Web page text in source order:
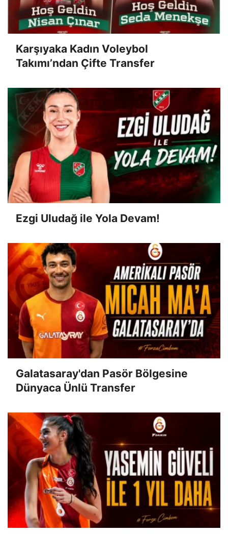
Karşıyaka Kadın Voleybol
Takımı’ndan Çifte Transfer
Ezgi Uludağ ile Yola Devam!
Galatasaray'dan Pasör Bölgesine
Dünyaca Ünlü Transfer